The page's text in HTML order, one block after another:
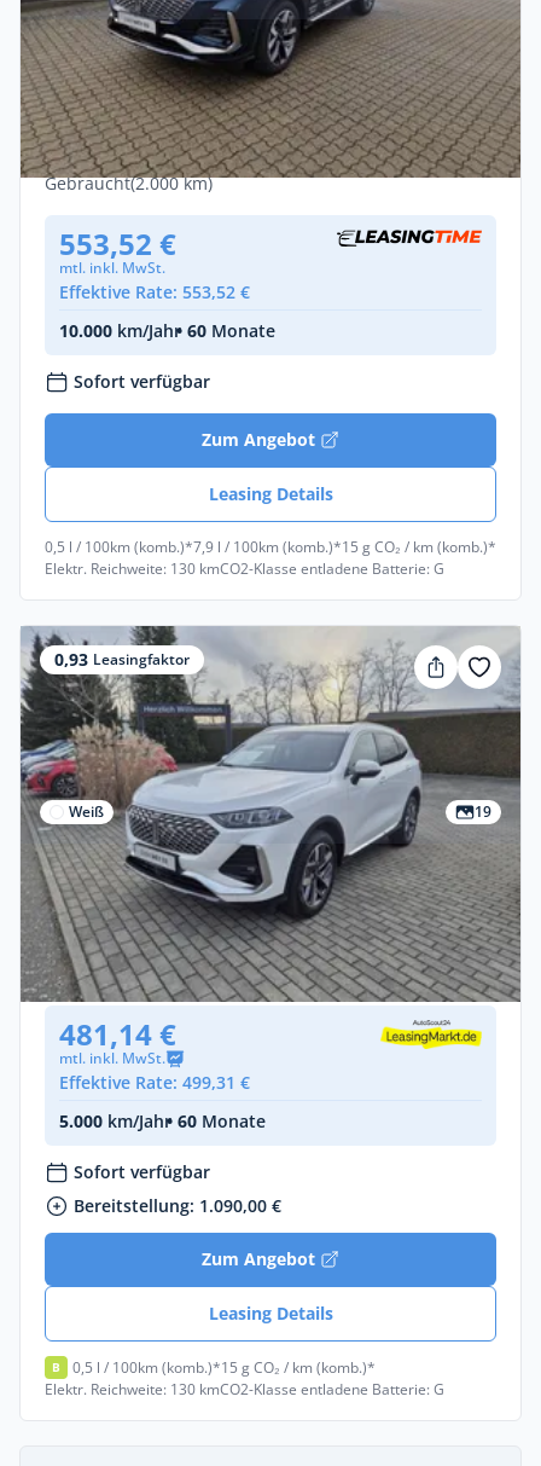
Gewerbe & Privat
GWM WEY 03 *LUXURY*Bis zu 130 km
rein elektrische Reichweite "Sofort
verfügbar"
Benzin •Automatik •204 PS (150 kW)
Gebraucht(2.000 km)
553,52 €
mtl. inkl. MwSt.
Effektive Rate: 553,52 €
10.000 km/Jahr• 60 Monate
Sofort verfügbar
Zum Angebot
Leasing Details
0,5 l / 100km (komb.)*7,9 l / 100km (komb.)*15 g CO₂ / km (komb.)*
Elektr. Reichweite: 130 kmCO2-Klasse entladene Batterie: G
0,93 Leasingfaktor
Weiß 19
Privat & Gewerbe
GWM WEY 03 2.0T PHEV LUXURY
Hybrid •Automatik •367 PS (270 kW)
Neuwagen
481,14 €
mtl. inkl. MwSt.
Effektive Rate: 499,31 €
5.000 km/Jahr• 60 Monate
Sofort verfügbar
Bereitstellung: 1.090,00 €
Zum Angebot
Leasing Details
B 0,5 l / 100km (komb.)*15 g CO₂ / km (komb.)*
Elektr. Reichweite: 130 kmCO2-Klasse entladene Batterie: G